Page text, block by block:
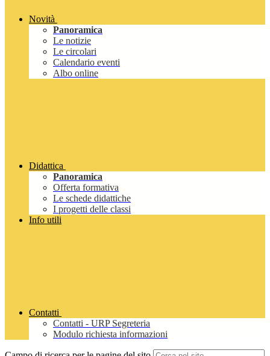
Novità
Panoramica
Le notizie
Le circolari
Calendario eventi
Albo online
Didattica
Panoramica
Offerta formativa
Le schede didattiche
I progetti delle classi
Info utili
Contatti
Contatti - URP Segreteria
Modulo richiesta informazioni